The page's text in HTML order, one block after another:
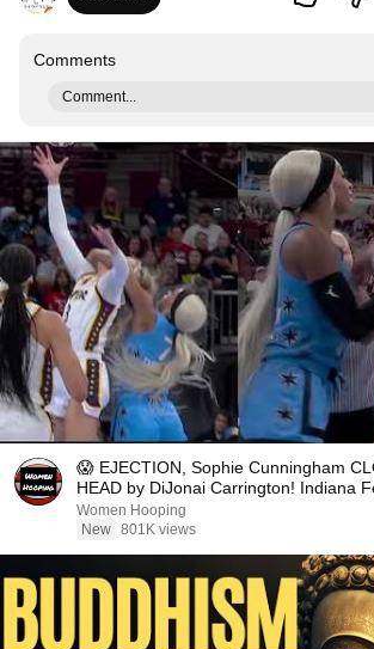
Comments
Comment...
😱 EJECTION, Sophie Cunningham
HEAD by DiJonai Carrington! Indiana
basketball
Women Hooping
New 801K views